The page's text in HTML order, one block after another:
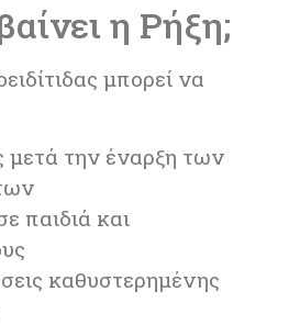
η Ρήξη;
μπορεί να
μετά την έναρξη των
παιδιά και
καθυστερημένης